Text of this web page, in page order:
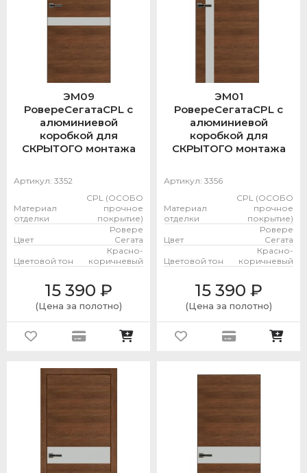
ЭМ09
РовереСегатаCPL с
алюминиевой
коробкой для
СКРЫТОГО монтажа
Артикул: 3352
Материал
отделки
CPL (ОСОБО
прочное
покрытие)
Цвет
Ровере
Сегата
Цветовой тон
Красно-
коричневый
15 390 ₽
(Цена за полотно)
ЭМ01
РовереСегатаCPL с
алюминиевой
коробкой для
СКРЫТОГО монтажа
Артикул: 3356
Материал
отделки
CPL (ОСОБО
прочное
покрытие)
Цвет
Ровере
Сегата
Цветовой тон
Красно-
коричневый
15 390 ₽
(Цена за полотно)